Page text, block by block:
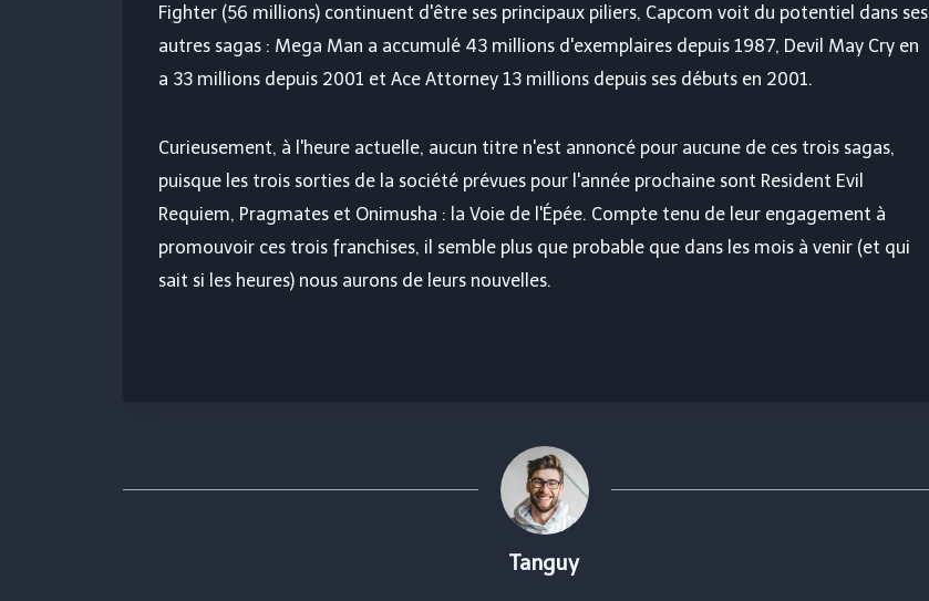
Fighter (56 millions) continuent d'être ses principaux piliers, Capcom voit du potentiel dans ses
autres sagas : Mega Man a accumulé 43 millions d'exemplaires depuis 1987, Devil May Cry en
a 33 millions depuis 2001 et Ace Attorney 13 millions depuis ses débuts en 2001.
Curieusement, à l'heure actuelle, aucun titre n'est annoncé pour aucune de ces trois sagas,
puisque les trois sorties de la société prévues pour l'année prochaine sont Resident Evil
Requiem, Pragmates et Onimusha : la Voie de l'Épée. Compte tenu de leur engagement à
promouvoir ces trois franchises, il semble plus que probable que dans les mois à venir (et qui
sait si les heures) nous aurons de leurs nouvelles.
Tanguy